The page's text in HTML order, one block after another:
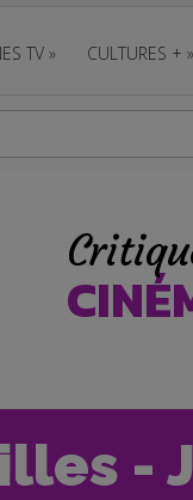
TV » CULTURES + »
-